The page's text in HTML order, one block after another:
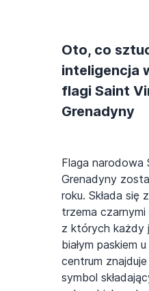
Oto, co
inteligencja
flagi Saint
Grenadyny
Flaga narodowa
Grenadyny
roku. Składa się
trzema czarnymi
z których
białym paskiem
centrum
symbol